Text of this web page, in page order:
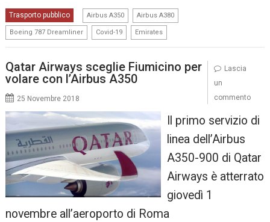
Trasporto pubblico Airbus A350 Airbus A380
Boeing 787 Dreamliner Covid-19 Emirates
Qatar Airways sceglie Fiumicino per
volare con l’Airbus A350
25 Novembre 2018
Il primo servizio di
linea dell’Airbus
A350-900 di Qatar
Airways è atterrato
giovedì 1
novembre all’aeroporto di Roma
Lascia
un
commento